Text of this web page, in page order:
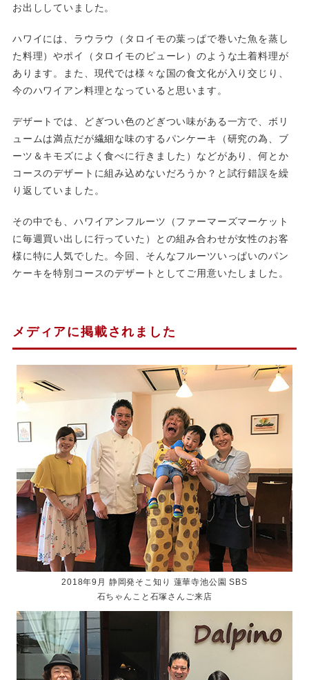
お出ししていました。
ハワイには、ラウラウ（タロイモの葉っぱで巻いた魚を蒸し
た料理）やポイ（タロイモのピューレ）のような土着料理が
あります。また、現代では様々な国の食文化が入り交じり、
今のハワイアン料理となっていると思います。
デザートでは、どぎつい色のどぎつい味がある一方で、ボリ
ュームは満点だが繊細な味のするパンケーキ（研究の為、ブ
ーツ＆キモズによく食べに行きました）などがあり、何とか
コースのデザートに組み込めないだろうか？と試行錯誤を繰
り返していました。
その中でも、ハワイアンフルーツ（ファーマーズマーケット
に毎週買い出しに行っていた）との組み合わせが女性のお客
様に特に人気でした。今回、そんなフルーツいっぱいのパン
ケーキを特別コースのデザートとしてご用意いたしました。
メディアに掲載されました
2018年9月 静岡発そこ知り 蓮華寺池公園 SBS
石ちゃんこと石塚さんご来店